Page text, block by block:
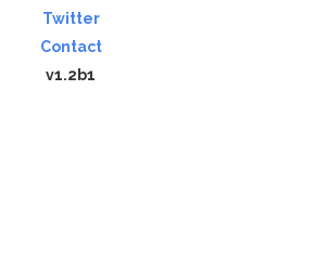
Twitter
Contact
v1.2b1